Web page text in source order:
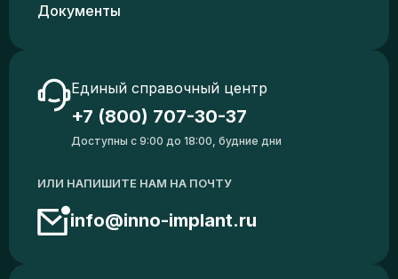
Документы
Единый справочный центр
+7 (800) 707-30-37
Доступны с 9:00 до 18:00, будние дни
ИЛИ НАПИШИТЕ НАМ НА ПОЧТУ
info@inno-implant.ru